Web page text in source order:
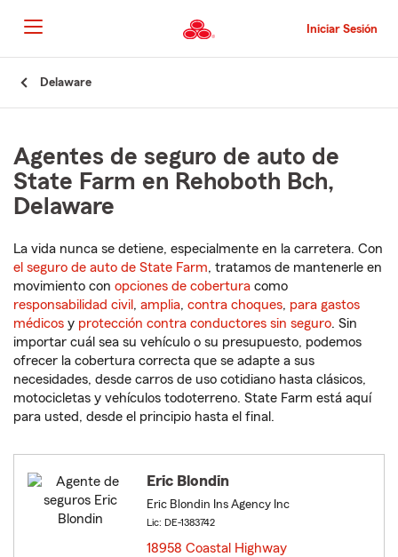
al
contenido
principal
Iniciar Sesión
Delaware
Agentes de seguro de auto de
State Farm en Rehoboth Bch,
Delaware
La vida nunca se detiene, especialmente en la carretera. Con
el seguro de auto de State Farm, tratamos de mantenerle en
movimiento con opciones de cobertura como
responsabilidad civil , amplia, contra choques, para gastos
médicos y protección contra conductores sin seguro. Sin
importar cuál sea su vehículo o su presupuesto, podemos
ofrecer la cobertura correcta que se adapte a sus
necesidades, desde carros de uso cotidiano hasta clásicos,
motocicletas y vehículos todoterreno. State Farm está aquí
para usted, desde el principio hasta el final.
Eric Blondin
Eric Blondin Ins Agency Inc
Lic: DE-1383742
18958 Coastal Highway